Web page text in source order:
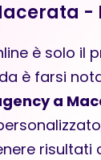
-
è solo il
è farsi
a
risultati